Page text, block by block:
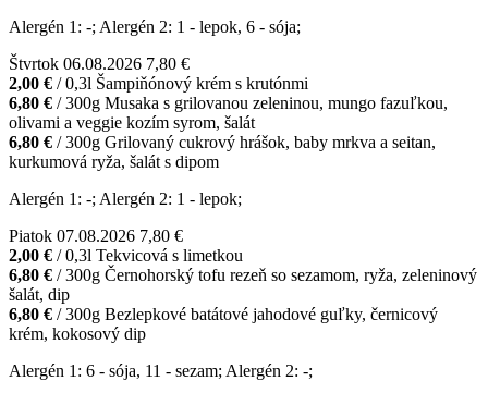
Alergén 1: -; Alergén 2: 1 - lepok, 6 - sója;
Štvrtok 06.08.2026 7,80 €
2,00 € / 0,3l Šampiňónový krém s krutónmi
6,80 € / 300g Musaka s grilovanou zeleninou, mungo fazuľkou,
olivami a veggie kozím syrom, šalát
6,80 € / 300g Grilovaný cukrový hrášok, baby mrkva a seitan,
kurkumová ryža, šalát s dipom
Alergén 1: -; Alergén 2: 1 - lepok;
Piatok 07.08.2026 7,80 €
2,00 € / 0,3l Tekvicová s limetkou
6,80 € / 300g Černohorský tofu rezeň so sezamom, ryža, zeleninový
šalát, dip
6,80 € / 300g Bezlepkové batátové jahodové guľky, černicový
krém, kokosový dip
Alergén 1: 6 - sója, 11 - sezam; Alergén 2: -;